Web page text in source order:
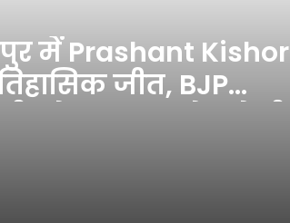
में Prashant Kishor
जीत, BJP